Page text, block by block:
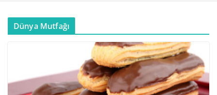
Dünya Mutfağı